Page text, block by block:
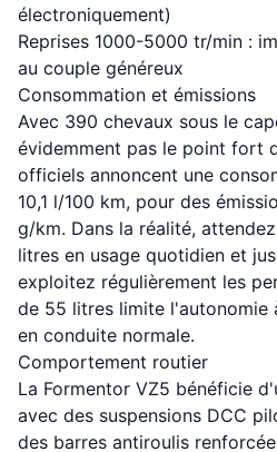
électroniquement)
Reprises 1000-5000 tr/min :
au couple généreux
Consommation et émissions
Avec 390 chevaux sous le
évidemment pas le point fort
officiels annoncent une
10,1 l/100 km, pour des
g/km. Dans la réalité,
litres en usage quotidien et
exploitez régulièrement les
de 55 litres limite l'autonomie
en conduite normale.
Comportement routier
La Formentor VZ5 bénéficie
avec des suspensions DCC
des barres antiroulis